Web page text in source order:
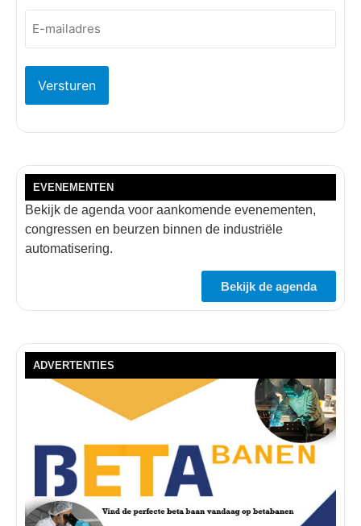
E-
mailadres
EVENEMENTEN
Bekijk de agenda voor aankomende evenementen,
congressen en beurzen binnen de industriële
automatisering.
Bekijk de agenda
ADVERTENTIES